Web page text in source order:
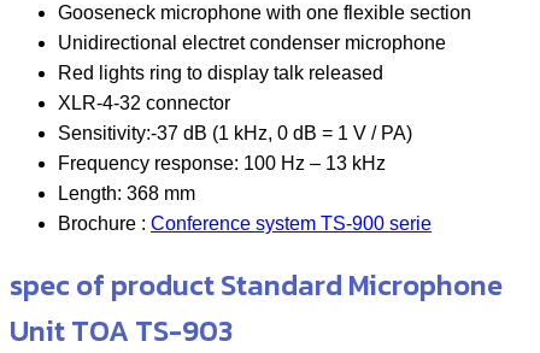
Gooseneck microphone with one flexible section
Unidirectional electret condenser microphone
Red lights ring to display talk released
XLR-4-32 connector
Sensitivity:-37 dB (1 kHz, 0 dB = 1 V / PA)
Frequency response: 100 Hz – 13 kHz
Length: 368 mm
Brochure : Conference system TS-900 serie
spec of product Standard Microphone
Unit TOA TS-903